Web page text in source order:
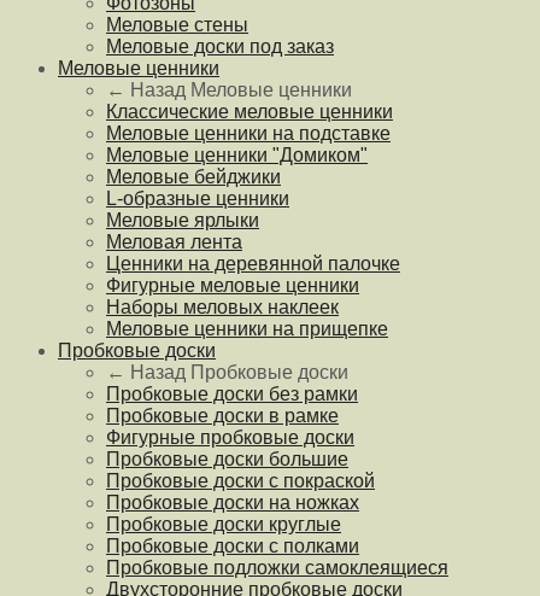
Меловые стены
Меловые доски под заказ
Меловые ценники
← Назад Меловые ценники
Классические меловые ценники
Меловые ценники на подставке
Меловые ценники "Домиком"
Меловые бейджики
L-образные ценники
Меловые ярлыки
Меловая лента
Ценники на деревянной палочке
Фигурные меловые ценники
Наборы меловых наклеек
Меловые ценники на прищепке
Пробковые доски
← Назад Пробковые доски
Пробковые доски без рамки
Пробковые доски в рамке
Фигурные пробковые доски
Пробковые доски большие
Пробковые доски с покраской
Пробковые доски на ножках
Пробковые доски круглые
Пробковые доски с полками
Пробковые подложки самоклеящиеся
Двухсторонние пробковые доски